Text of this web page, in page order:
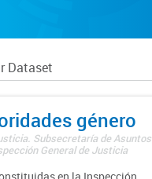
género
Subsecretaría de Asuntos
General de Justicia